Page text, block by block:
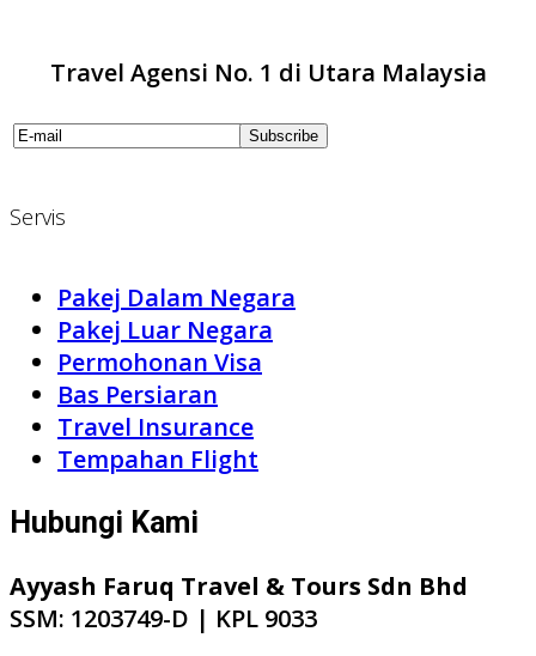
Travel Agensi No. 1 di Utara Malaysia
Servis
Pakej Dalam Negara
Pakej Luar Negara
Permohonan Visa
Bas Persiaran
Travel Insurance
Tempahan Flight
Hubungi Kami
Ayyash Faruq Travel & Tours Sdn Bhd
SSM: 1203749-D | KPL 9033